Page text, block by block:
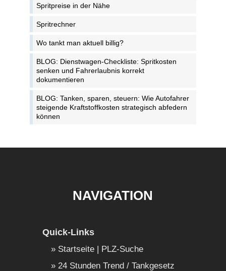
Spritpreise in der Nähe
Spritrechner
Wo tankt man aktuell billig?
BLOG: Dienstwagen-Checkliste: Spritkosten
senken und Fahrerlaubnis korrekt
dokumentieren
BLOG: Tanken, sparen, steuern: Wie Autofahrer
steigende Kraftstoffkosten strategisch abfedern
können
NAVIGATION
Quick-Links
Startseite | PLZ-Suche
24 Stunden Trend / Tankgesetz